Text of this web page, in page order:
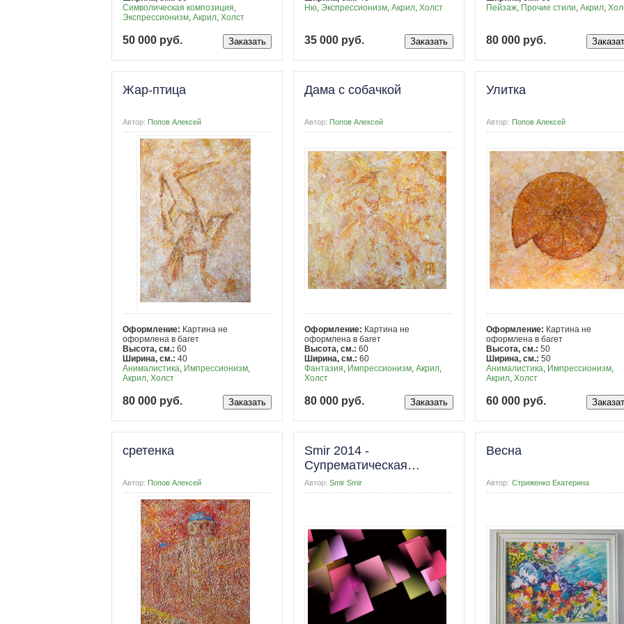
Символическая композиция,
Экспрессионизм, Акрил, Холст
50 000 руб.
Ню, Экспрессионизм,Акрил,Холст
35 000 руб.
Пейзаж, Прочие стили,Акрил,
80 000 руб.
Жар-птица
Автор: Попов Алексей
Оформление: Картина не
оформлена в багет
Высота, см.: 60
Ширина, см.: 40
Анималистика, Импрессионизм,
Акрил, Холст
80 000 руб.
Дама с собачкой
Автор: Попов Алексей
Оформление: Картина не
оформлена в багет
Высота, см.:60
Ширина, см.:60
Фантазия, Импрессионизм,Акрил,
Холст
80 000 руб.
Улитка
Автор: Попов Алексей
Оформление: Картина не
оформлена в багет
Высота, см.:50
Ширина, см.:50
Анималистика, Импрессионизм,
Акрил,Холст
60 000 руб.
сретенка
Автор: Попов Алексей
Smir 2014 -
Супрематическая
композиция 1
Автор: Smir Smir
Весна
Автор: Стриженко Екатерина